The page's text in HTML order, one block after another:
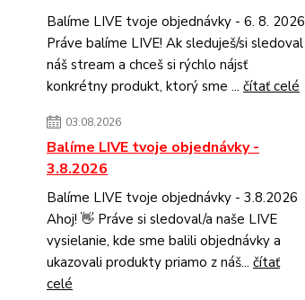
Balíme LIVE tvoje objednávky - 6. 8. 2026
Práve balíme LIVE! Ak sleduješ/si sledoval
náš stream a chceš si rýchlo nájsť
konkrétny produkt, ktorý sme ... čítať celé
03.08.2026
Balíme LIVE tvoje objednávky -
3.8.2026
Balíme LIVE tvoje objednávky - 3.8.2026
Ahoj! 👋 Práve si sledoval/a naše LIVE
vysielanie, kde sme balili objednávky a
ukazovali produkty priamo z náš... čítať
celé